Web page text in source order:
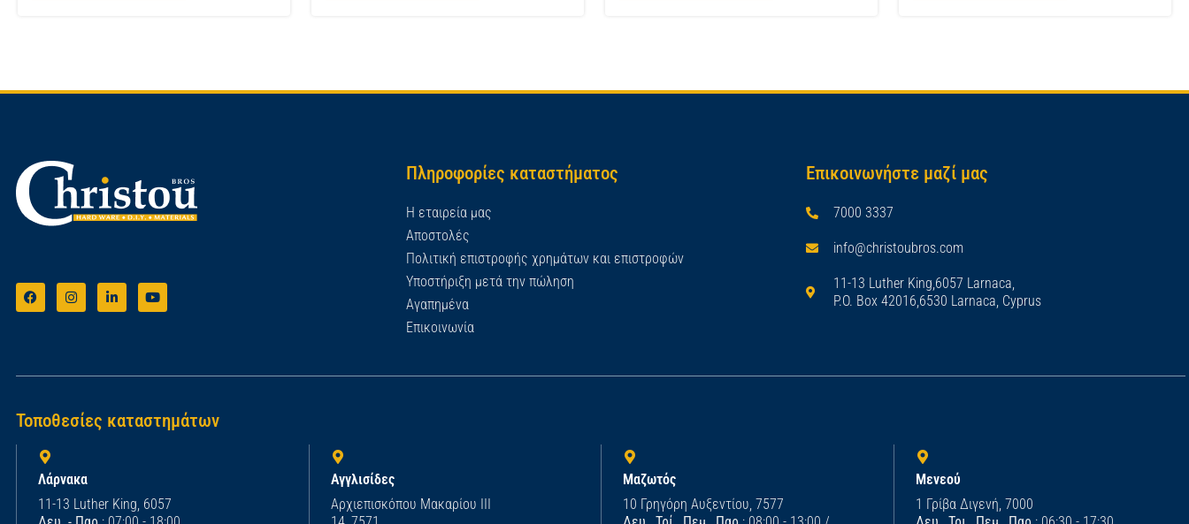
Πληροφορίες καταστήματος
Η εταιρεία μας
Αποστολές
Πολιτική επιστροφής χρημάτων και επιστροφών
Υποστήριξη μετά την πώληση
Αγαπημένα
Επικοινωνία
Επικοινωνήστε μαζί μας
7000 3337
info@christoubros.com
11-13 Luther King,6057 Larnaca,
P.O. Box 42016,6530 Larnaca, Cyprus
Τοποθεσίες καταστημάτων
Λάρνακα
11-13 Luther King, 6057
Αγγλισίδες
Αρχιεπισκόπου Μακαρίου ΙΙΙ
Μαζωτός
10 Γρηγόρη Αυξεντίου, 7577
Μενεού
1 Γρίβα Διγενή, 7000